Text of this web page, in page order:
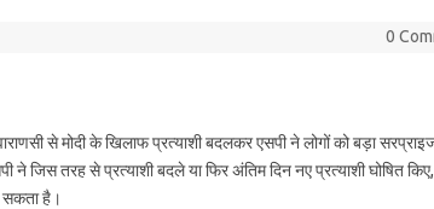
0
से मोदी के खिलाफ प्रत्याशी बदलकर एसपी ने लोगों को बड़ा
ने जिस तरह से प्रत्याशी बदले या फिर अंतिम दिन नए प्रत्याशी घोषित किए,
सकता है।